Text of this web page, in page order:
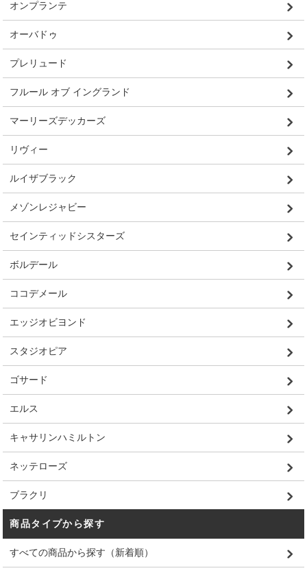
オンプランテ
オーバドゥ
プレリュード
フルール オブ イングランド
マーリーズデッカーズ
リヴィー
ルイザブラック
メゾンレジャビー
セインティッドシスターズ
ボルデール
ココデメール
エッジオビヨンド
スタジオピア
ゴサード
エルス
キャサリンハミルトン
ネッテローズ
ブラクリ
商品タイプから探す
すべての商品から探す（新着順）